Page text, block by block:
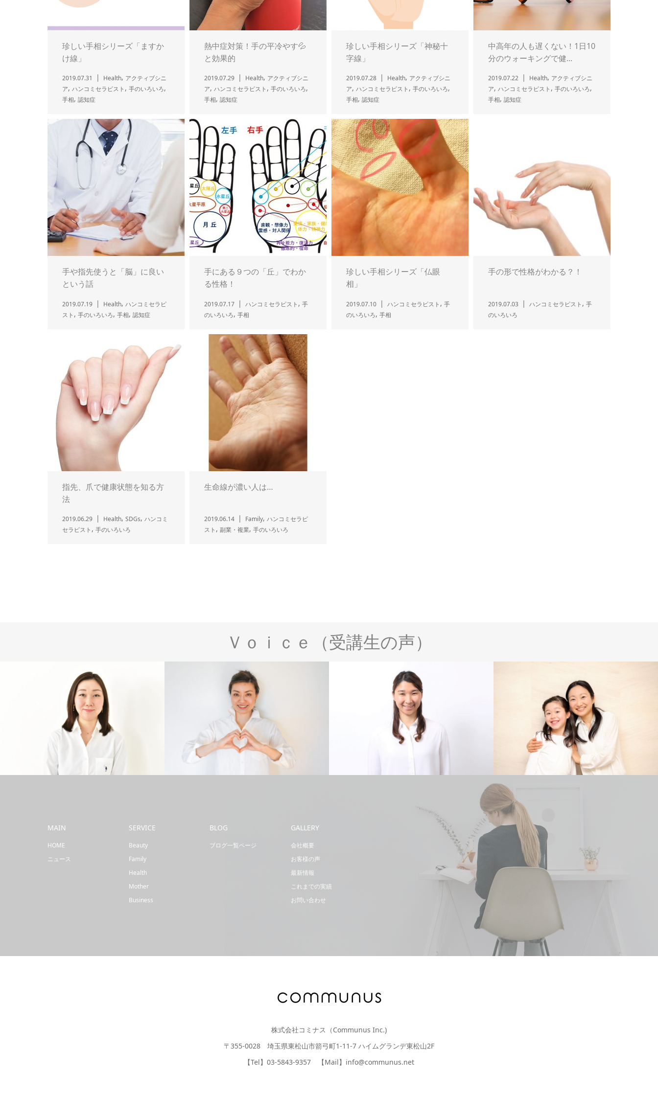
珍しい手相シリーズ「ますか
け線」
2019.07.31 Health, アクティブシニ
ア, ハンコミセラピスト , 手のいろいろ,
手相, 認知症
熱中症対策！手の平冷やす💦
と効果的
2019.07.29 Health, アクティブシニ
ア, ハンコミセラピスト , 手のいろいろ,
手相, 認知症
珍しい手相シリーズ「神秘十
字線」
2019.07.28 Health, アクティブシニ
ア, ハンコミセラピスト , 手のいろいろ,
手相, 認知症
中高年の人も遅くない！1日10
分のウォーキングで健...
2019.07.22 Health, アクティブシニ
ア, ハンコミセラピスト , 手のいろいろ,
手相, 認知症
手や指先使うと「脳」に良い
という話
2019.07.19 Health, ハンコミセラピ
スト , 手のいろいろ, 手相, 認知症
手にある９つの「丘」でわか
る性格！
2019.07.17 ハンコミセラピスト , 手
のいろいろ, 手相
珍しい手相シリーズ「仏眼
相」
2019.07.10 ハンコミセラピスト , 手
のいろいろ, 手相
手の形で性格がわかる？！
2019.07.03 ハンコミセラピスト , 手
のいろいろ
指先、爪で健康状態を知る方
法
2019.06.29 Health, SDGs, ハンコミ
セラピスト , 手のいろいろ
生命線が濃い人は…
2019.06.14 Family, ハンコミセラピ
スト , 副業・複業, 手のいろいろ
Ｖｏｉｃｅ（受講生の声）
Business
Mother
MAIN
HOME
ニュース
SERVICE
Beauty
Family
Health
Mother
Business
BLOG
ブログ一覧ページ
GALLERY
会社概要
お客様の声
最新情報
これまでの実績
お問い合わせ
株式会社コミナス（Communus Inc.)
〒355-0028 埼玉県東松山市箭弓町1-11-7 ハイムグランデ東松山2F
【Tel】03-5843-9357 【Mail】info@communus.net